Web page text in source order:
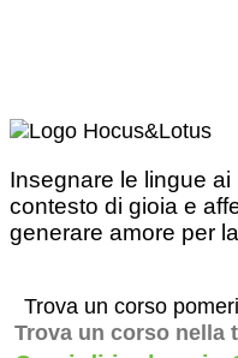
Insegnare le lingue ai
contesto di gioia e
generare amore per
Trova un corso
Trova un corso nella